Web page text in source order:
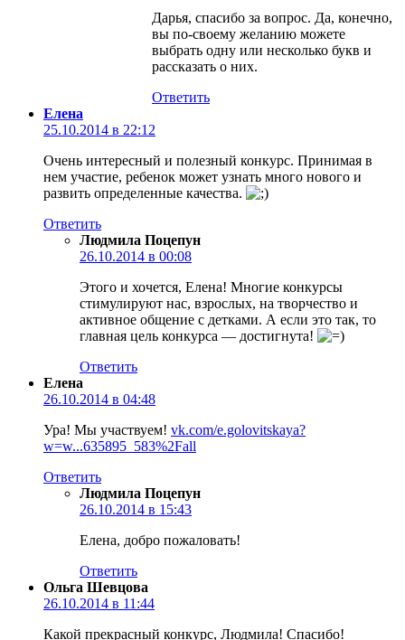
Дарья, спасибо за вопрос. Да, конечно,
вы по-своему желанию можете
выбрать одну или несколько букв и
рассказать о них.
Ответить
Елена
25.10.2014 в 22:12
Очень интересный и полезный конкурс. Принимая в
нем участие, ребенок может узнать много нового и
развить определенные качества.
Ответить
Людмила Поцепун
26.10.2014 в 00:08
Этого и хочется, Елена! Многие конкурсы
стимулируют нас, взрослых, на творчество и
активное общение с детками. А если это так, то
главная цель конкурса — достигнута!
Ответить
Елена
26.10.2014 в 04:48
Ура! Мы участвуем! vk.com/e.golovitskaya?
w=w...635895_583%2Fall
Ответить
Людмила Поцепун
26.10.2014 в 15:43
Елена, добро пожаловать!
Ответить
Ольга Шевцова
26.10.2014 в 11:44
Какой прекрасный конкурс, Людмила! Спасибо!